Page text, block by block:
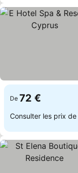
De 72 €
Consulter les prix de